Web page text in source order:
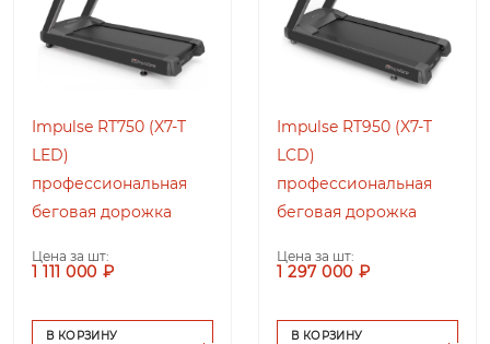
Impulse RT750 (X7-T
LED)
профессиональная
беговая дорожка
Цена за шт:
1 111 000 ₽
В КОРЗИНУ
Impulse RT950 (X7-T
LCD)
профессиональная
беговая дорожка
Цена за шт:
1 297 000 ₽
В КОРЗИНУ